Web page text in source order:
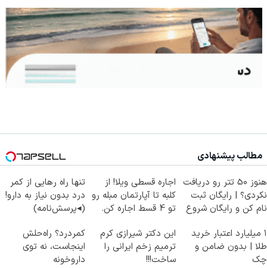
مطالب پیشنهادی
هنوز 50 تتر رو دریافت
نکردی؟ | رایگان ثبت
نام کن و رایگان شروع
اجاره‌ قسطی ویلا! از
کلبه تا آپارتمان مبله رو
تو 4 قسط اجاره کن.
تنها راه رهایی از کمر
درد بدون نیاز به دارو!
(◂پرسش‌نامه)
۱ میلیارد اعتبار خرید
طلا | بدون ضامن و
چک
این دکتر شیرازی کرم
ترمیم زخم ایرانی را
ساخت!!!
کمردرد؟ راه‌حلش
اینجاست، نه توی
داروخونه